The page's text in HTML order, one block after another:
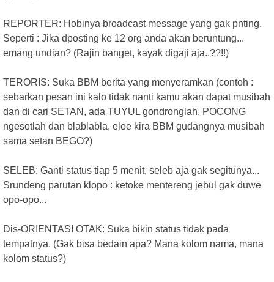
REPORTER: Hobinya broadcast message yang gak pnting.
Seperti : Jika dposting ke 12 org anda akan beruntung...
emang undian? (Rajin banget, kayak digaji aja..??!!)
TERORIS: Suka BBM berita yang menyeramkan (contoh :
sebarkan pesan ini kalo tidak nanti kamu akan dapat musibah
dan di cari SETAN, ada TUYUL gondronglah, POCONG
ngesotlah dan blablabla, eloe kira BBM gudangnya musibah
sama setan BEGO?)
SELEB: Ganti status tiap 5 menit, seleb aja gak segitunya...
Srundeng parutan klopo : ketoke mentereng jebul gak duwe
opo-opo...
Dis-ORIENTASI OTAK: Suka bikin status tidak pada
tempatnya. (Gak bisa bedain apa? Mana kolom nama, mana
kolom status?)